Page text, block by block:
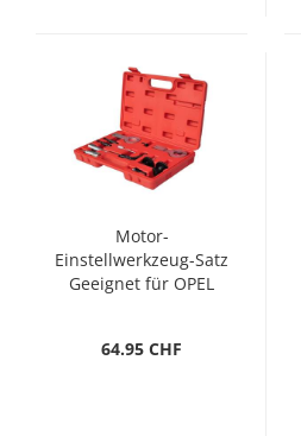
Motor-
Einstellwerkzeug-Satz
Geeignet für OPEL
64.95 CHF